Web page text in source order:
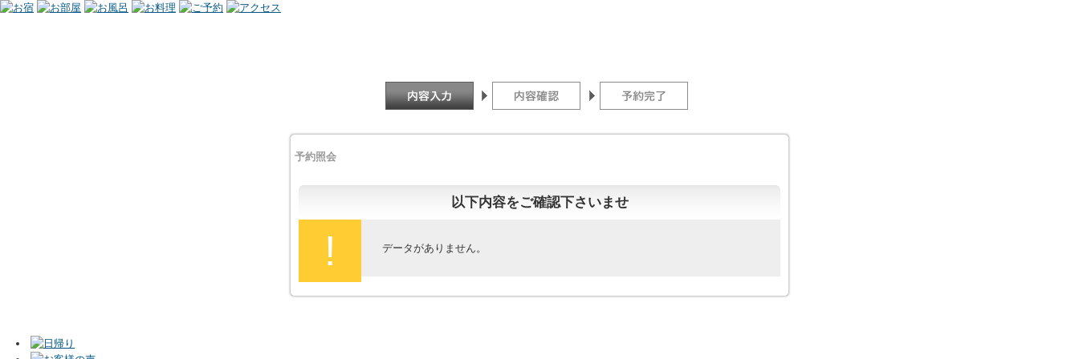
予約照会
以下内容をご確認下さいませ
! データがありません。